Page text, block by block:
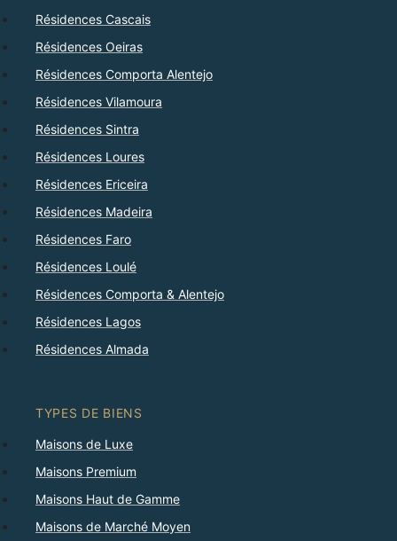
Résidences Cascais
Résidences Oeiras
Résidences Comporta Alentejo
Résidences Vilamoura
Résidences Sintra
Résidences Loures
Résidences Ericeira
Résidences Madeira
Résidences Faro
Résidences Loulé
Résidences Comporta & Alentejo
Résidences Lagos
Résidences Almada
TYPES DE BIENS
Maisons de Luxe
Maisons Premium
Maisons Haut de Gamme
Maisons de Marché Moyen